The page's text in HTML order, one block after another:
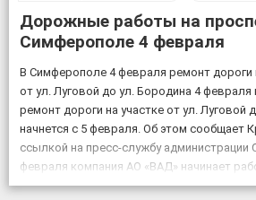
Дорожные работы на
Симферополе 4 февраля
В Симферополе 4 февраля ремонт дороги
от ул. Луговой до ул. Бородина 4
ремонт дороги на участке от ул. Луговой
начнется с 5 февраля. Об этом сообщает
ссылкой на пресс-службу администрации
февраля компания АО «ВАД» начинает
объекта «Дублирующий […]